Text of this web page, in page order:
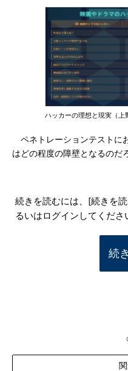
ハッカーの理想と現実（上
ペネトレーションテストに
はどの程度の障壁となるのだ
続きを読むには、[続きを
るいはログインしてくださ
続